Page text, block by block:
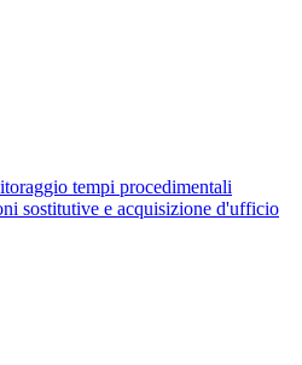
tempi procedimentali
sostitutive e acquisizione d'ufficio